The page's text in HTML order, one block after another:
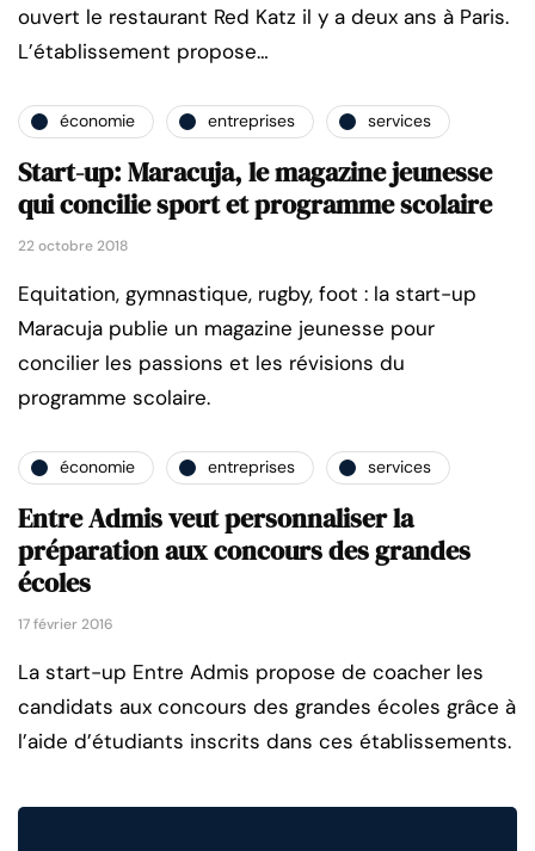
ouvert le restaurant Red Katz il y a deux ans à Paris.
L’établissement propose…
économie entreprises services
Start-up: Maracuja, le magazine jeunesse
qui concilie sport et programme scolaire
22 octobre 2018
Equitation, gymnastique, rugby, foot : la start-up
Maracuja publie un magazine jeunesse pour
concilier les passions et les révisions du
programme scolaire.
économie entreprises services
Entre Admis veut personnaliser la
préparation aux concours des grandes
écoles
17 février 2016
La start-up Entre Admis propose de coacher les
candidats aux concours des grandes écoles grâce à
l’aide d’étudiants inscrits dans ces établissements.